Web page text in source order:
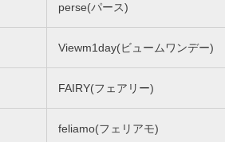
perse(パース)
Viewm1day(ビュームワンデー)
FAIRY(フェアリー)
feliamo(フェリアモ)